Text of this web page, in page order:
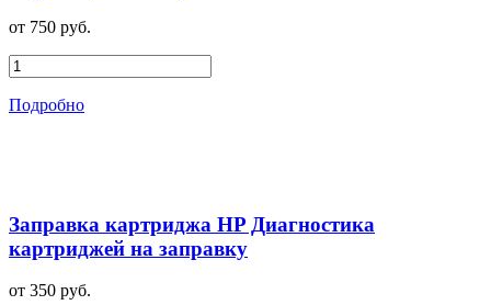
от 750 руб.
Подробно
Заправка картриджа HP Диагностика
картриджей на заправку
от 350 руб.